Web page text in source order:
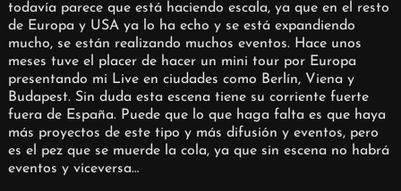
todavía parece que está haciendo escala, ya que en el resto
de Europa y USA ya lo ha echo y se está expandiendo
mucho, se están realizando muchos eventos. Hace unos
meses tuve el placer de hacer un mini tour por Europa
presentando mi Live en ciudades como Berlín, Viena y
Budapest. Sin duda esta escena tiene su corriente fuerte
fuera de España. Puede que lo que haga falta es que haya
más proyectos de este tipo y más difusión y eventos, pero
es el pez que se muerde la cola, ya que sin escena no habrá
eventos y viceversa…